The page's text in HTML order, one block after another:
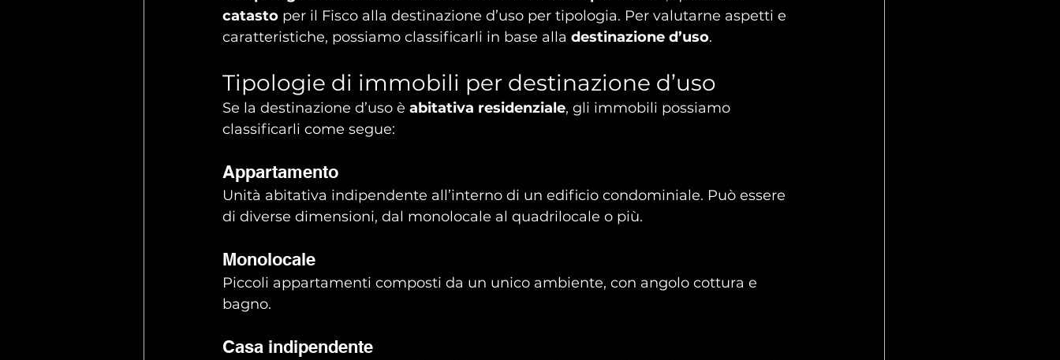
catasto per il Fisco alla destinazione d’uso per tipologia. Per valutarne aspetti e
caratteristiche, possiamo classificarli in base alla destinazione d’uso.
Tipologie di immobili per destinazione d’uso
Se la destinazione d’uso è abitativa residenziale, gli immobili possiamo
classificarli come segue:
Appartamento
Unità abitativa indipendente all’interno di un edificio condominiale. Può essere
di diverse dimensioni, dal monolocale al quadrilocale o più.
Monolocale
Piccoli appartamenti composti da un unico ambiente, con angolo cottura e
bagno.
Casa indipendente